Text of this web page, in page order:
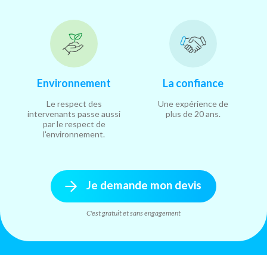
Environnement
Le respect des
intervenants passe aussi
par le respect de
l'environnement.
La confiance
Une expérience de
plus de 20 ans.
Je demande mon devis
C'est gratuit et sans engagement